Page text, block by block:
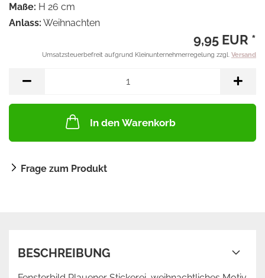
Maße: H 26 cm
Anlass: Weihnachten
9,95 EUR *
Umsatzsteuerbefreit aufgrund Kleinunternehmerregelung zzgl. Versand
In den Warenkorb
Frage zum Produkt
BESCHREIBUNG